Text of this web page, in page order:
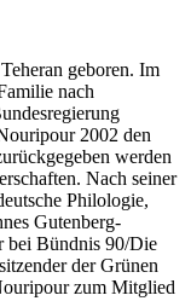
geboren. Im
nach
2002 den
werden
Nach seiner
Philologie,
Gutenberg-
bei Bündnis 90/Die
der Grünen
zum Mitglied